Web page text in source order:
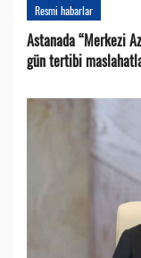
Resmi habarlar
Astanada “Merkezi
gün tertibi